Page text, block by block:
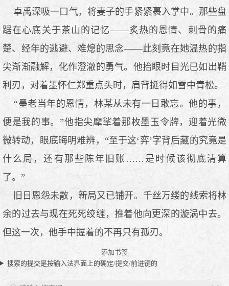
卓禹深吸一口气，将妻子的手紧紧裹入掌中。那些盘
踞在心底关于茶山的记忆——炙热的恩情、刺骨的痛
楚、经年的逃避、难熄的思念——此刻竟在她温热的指
尖渐渐融解，化作澄澈的勇气。他抬眼时目光已如出鞘
利刃，对着墨怀仁郑重点头时，肩背挺得如雪中青松。
“墨老当年的恩情，林某从未有一日敢忘。他的事，
便是我的事。”他指尖摩挲着那枚墨玉令牌，迎着光微
微转动，眼底晦明难辨，“至于这‘弈’字背后藏的究竟是
什么局，还有那些陈年旧账……是时候该彻底清算
了。”
旧日恩怨未散，新局又已铺开。千丝万缕的线索将林
余的过去与现在死死绞缠，推着他向更深的漩涡中去。
但这一次，他手中握着的不再只有孤刃。
添加书签
搜索的提交是按输入法界面上的确定/提交/前进键的